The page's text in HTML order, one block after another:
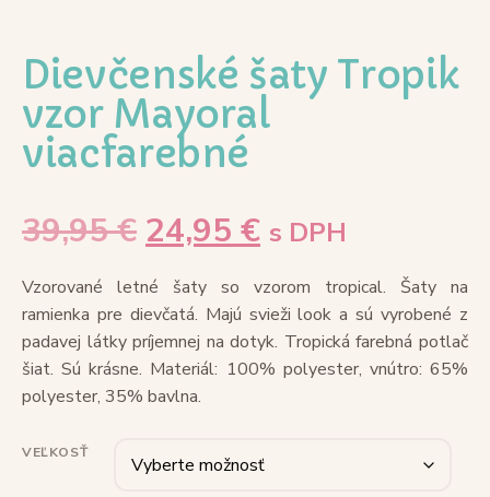
Dievčenské šaty Tropik
vzor Mayoral
viacfarebné
39,95€ 24,95 € s DPH
Vzorované letné šaty so vzorom tropical. Šaty na
ramienka pre dievčatá. Majú svieži look a sú vyrobené z
padavej látky príjemnej na dotyk. Tropická farebná potlač
šiat. Sú krásne. Materiál: 100% polyester, vnútro: 65%
polyester, 35% bavlna.
VEĽKOSŤ